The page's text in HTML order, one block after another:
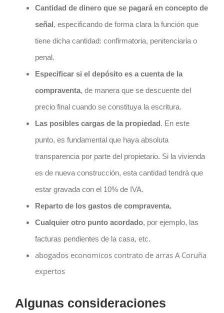
Cantidad de dinero que se pagará en concepto de
señal, especificando de forma clara la función que
tiene dicha cantidad: confirmatoria, penitenciaria o
penal.
Especificar si el depósito es a cuenta de la
compraventa, de manera que se descuente del
precio final cuando se constituya la escritura.
Las posibles cargas de la propiedad. En este
punto, es fundamental que haya absoluta
transparencia por parte del propietario. Si la vivienda
es de nueva construcción, esta cantidad tendrá que
estar gravada con el 10% de IVA.
Reparto de los gastos de compraventa.
Cualquier otro punto acordado, por ejemplo, las
facturas pendientes de la casa, etc.
abogados economicos contrato de arras A Coruña
expertos
Algunas consideraciones